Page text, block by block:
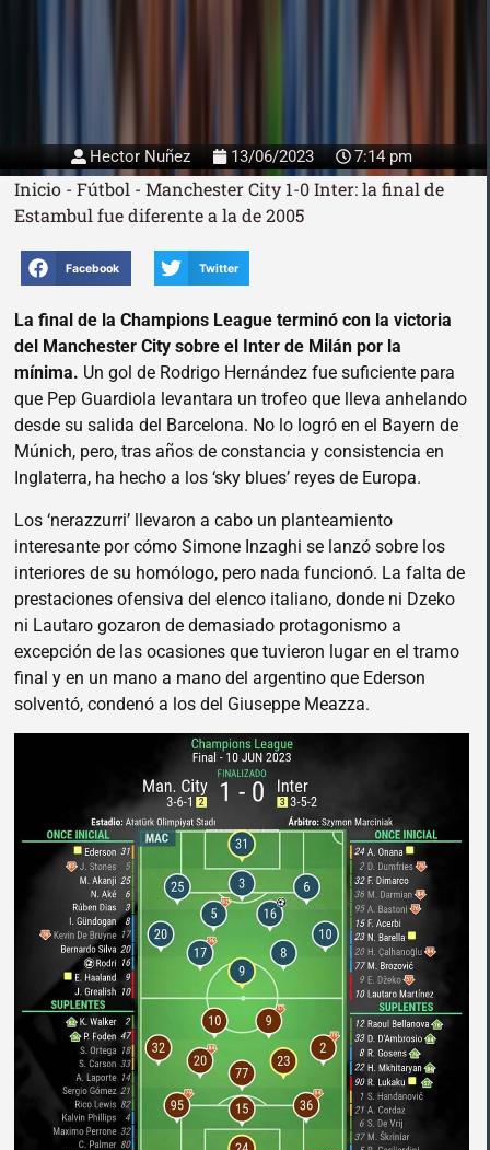
Hector Nuñez 13/06/2023 7:14 pm
Inicio - Fútbol - Manchester City 1-0 Inter: la final de
Estambul fue diferente a la de 2005
Facebook Twitter
La final de la Champions League terminó con la victoria
del Manchester City sobre el Inter de Milán por la
mínima. Un gol de Rodrigo Hernández fue suficiente para
que Pep Guardiola levantara un trofeo que lleva anhelando
desde su salida del Barcelona. No lo logró en el Bayern de
Múnich, pero, tras años de constancia y consistencia en
Inglaterra, ha hecho a los ‘sky blues’ reyes de Europa.
Los ‘nerazzurri’ llevaron a cabo un planteamiento
interesante por cómo Simone Inzaghi se lanzó sobre los
interiores de su homólogo, pero nada funcionó. La falta de
prestaciones ofensiva del elenco italiano, donde ni Dzeko
ni Lautaro gozaron de demasiado protagonismo a
excepción de las ocasiones que tuvieron lugar en el tramo
final y en un mano a mano del argentino que Ederson
solventó, condenó a los del Giuseppe Meazza.